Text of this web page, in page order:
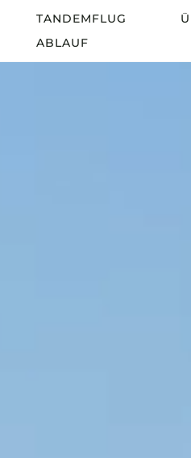
springen
TANDEMFLUG
ABLAUF